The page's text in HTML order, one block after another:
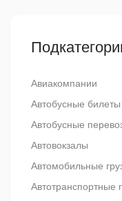
Авиакомпании
Автобусные билеты
Автобусные
Автовокзалы
Автомобильные
Автотранспортные